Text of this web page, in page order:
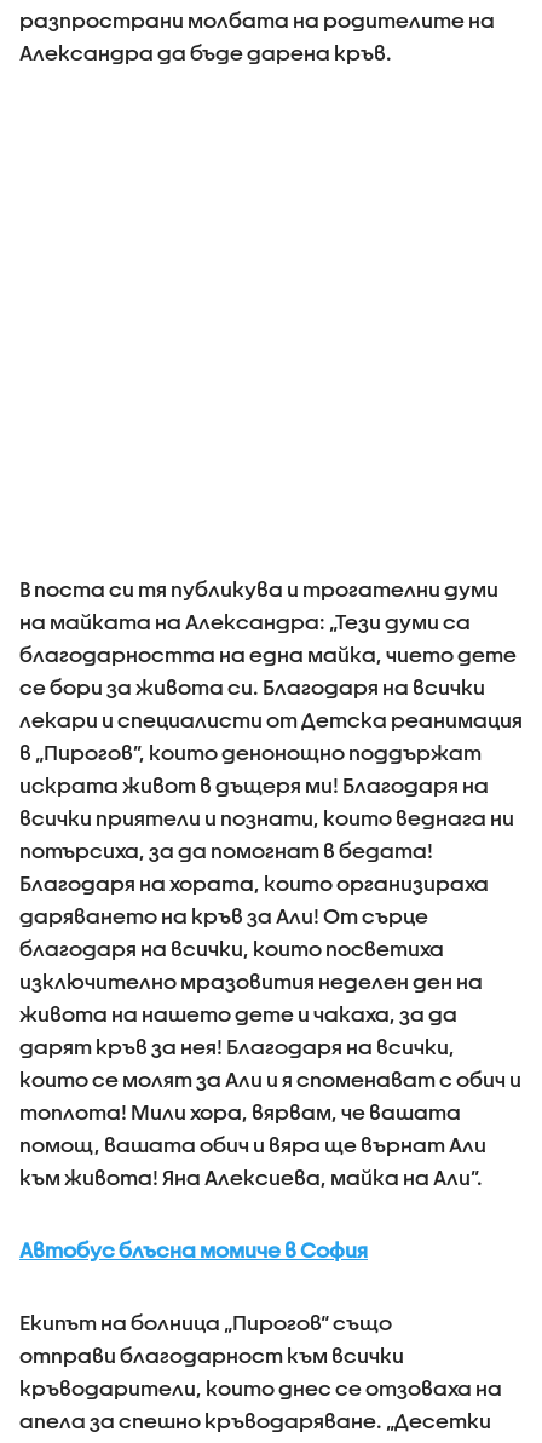
разпространи молбата на родителите на
Александра да бъде дарена кръв.
В поста си тя публикува и трогателни думи
на майката на Александра: „Тези думи са
благодарността на една майка, чието дете
се бори за живота си. Благодаря на всички
лекари и специалисти от Детска реанимация
в „Пирогов”, които денонощно поддържат
искрата живот в дъщеря ми! Благодаря на
всички приятели и познати, които веднага ни
потърсиха, за да помогнат в бедата!
Благодаря на хората, които организираха
даряването на кръв за Али! От сърце
благодаря на всички, които посветиха
изключително мразовития неделен ден на
живота на нашето дете и чакаха, за да
дарят кръв за нея! Благодаря на всички,
които се молят за Али и я споменават с обич и
топлота! Мили хора, вярвам, че вашата
помощ, вашата обич и вяра ще върнат Али
към живота! Яна Алексиева, майка на Али”.
Автобус блъсна момиче в София
Екипът на болница „Пирогов“ също
отправи благодарност към всички
кръводарители, които днес се отзоваха на
апела за спешно кръводаряване. „Десетки